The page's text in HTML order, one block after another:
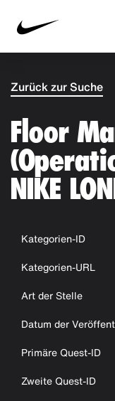
Zurück zur Suche
Floor
NIKE
Kategorien-ID
Kategorien-URL
Art der Stelle
Datum der
Primäre Quest-ID
Zweite Quest-ID